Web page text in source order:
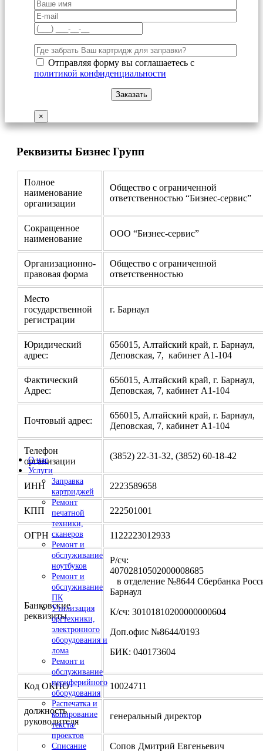
О нас
Услуги
Заправка
картриджей
Ремонт
печатной
техники,
сканеров
Ремонт и
обслуживание
ноутбуков
Ремонт и
обслуживание
ПК
Утилизация
оргтехники,
электронного
оборудования и
лома
Ремонт и
обслуживание
периферийного
оборудования
Распечатка и
копирование
текста/
проектов
Списание
Отправляя форму вы соглашаетесь с
политикой конфиденциальности
×
Реквизиты Бизнес Групп
Полное
наименование
организации
Общество с ограниченной
ответственностью “Бизнес-сервис”
Сокращенное
наименование
ООО “Бизнес-сервис”
Организационно-
правовая форма
Общество с ограниченной
ответственностью
Место
государственной
регистрации
г. Барнаул
Юридический
адрес:
656015, Алтайский край, г. Барнаул,
Деповская, 7, кабинет А1-104
Фактический
Адрес:
656015, Алтайский край, г. Барнаул,
Деповская, 7, кабинет А1-104
Почтовый адрес:
656015, Алтайский край, г. Барнаул,
Деповская, 7, кабинет А1-104
Телефон
организации
(3852) 22-31-32, (3852) 60-18-42
ИНН 2223589658
КПП 222501001
ОГРН 1122223012933
Банковские
реквизиты
Р/сч:
в отделение №8644 Сбербанка
Барнаул
К/сч: 30101810200000000604
Доп.офис №8644/0193
БИК: 040173604
Код ОКПО 10024711
должность
руководителя
генеральный директор
Сопов Дмитрий Евгеньевич